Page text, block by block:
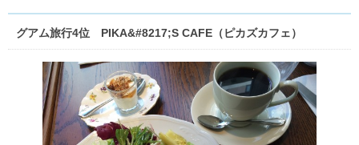
グアム旅行4位 PIKA&#8217;S CAFE（ピカズカフェ）